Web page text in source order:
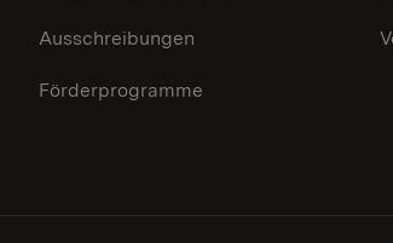
Ausschreibungen
Förderprogramme